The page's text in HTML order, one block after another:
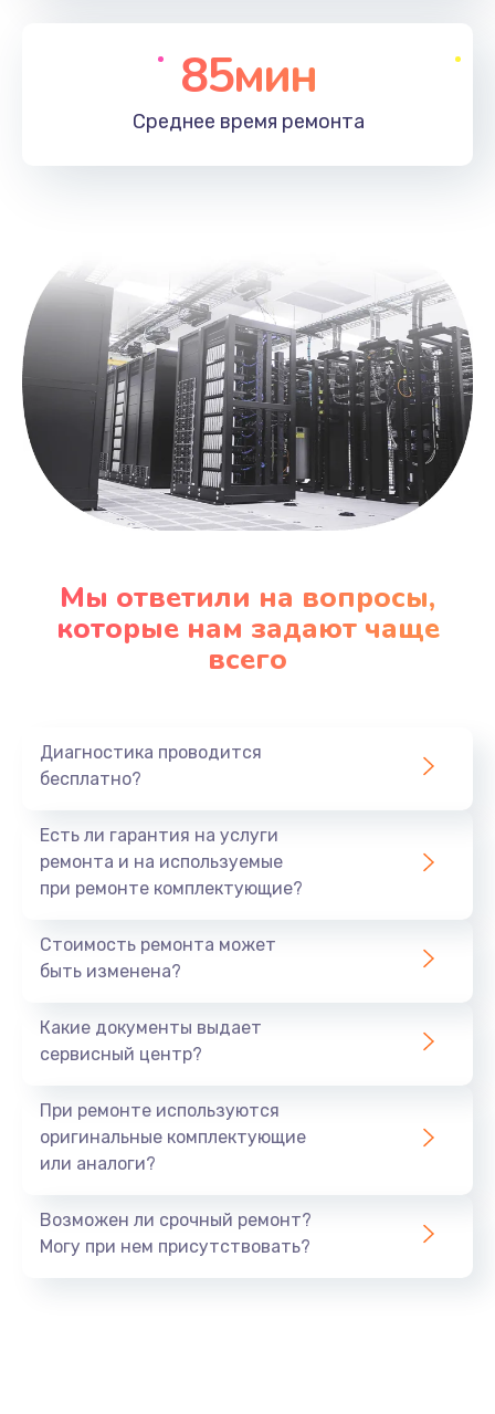
85мин
Среднее время ремонта
Мы ответили на вопросы,
которые нам задают чаще
всего
Диагностика проводится
бесплатно?
Есть ли гарантия на услуги
ремонта и на используемые
при ремонте комплектующие?
Стоимость ремонта может
быть изменена?
Какие документы выдает
сервисный центр?
При ремонте используются
оригинальные комплектующие
или аналоги?
Возможен ли срочный ремонт?
Могу при нем присутствовать?